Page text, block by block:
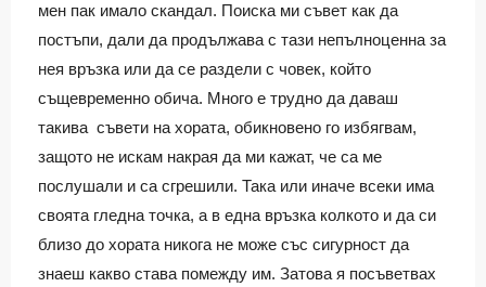
мен пак имало скандал. Поиска ми съвет как да
постъпи, дали да продължава с тази непълноценна за
нея връзка или да се раздели с човек, който
същевременно обича. Много е трудно да даваш
такива съвети на хората, обикновено го избягвам,
защото не искам накрая да ми кажат, че са ме
послушали и са сгрешили. Така или иначе всеки има
своята гледна точка, а в една връзка колкото и да си
близо до хората никога не може със сигурност да
знаеш какво става помежду им. Затова я посъветвах